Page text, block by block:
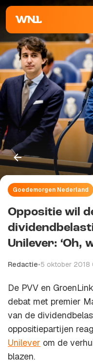
Goedemorgen Nederland
Oppositie wil
Unilever: ‘Oh,
Redactie•5 oktober 2018
De PVV en
debat met premier
van de
oppositiepartijen
Unilever om de
blazen.